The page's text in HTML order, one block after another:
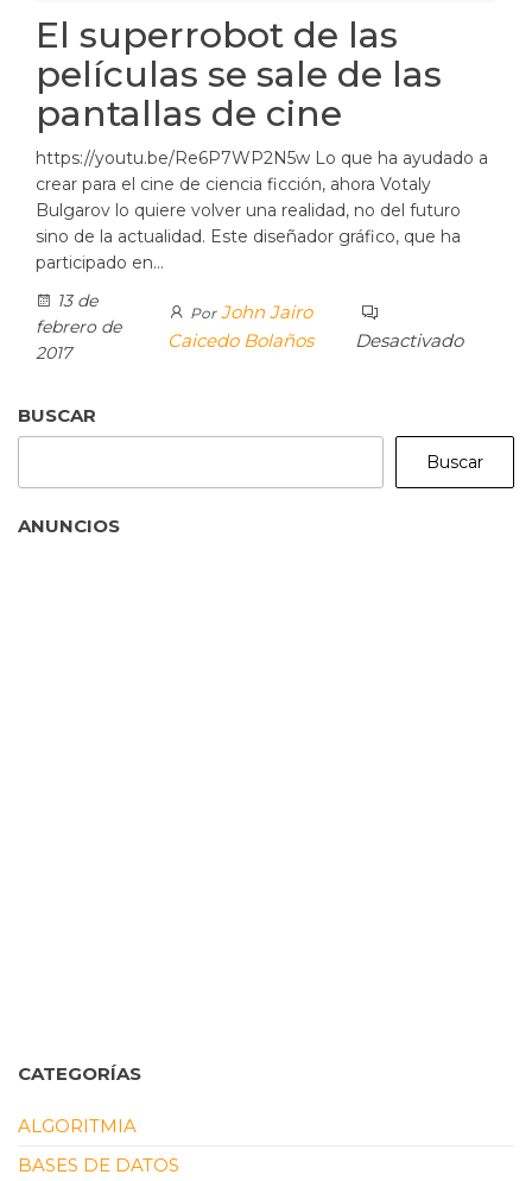
El superrobot de las
películas se sale de las
pantallas de cine
https://youtu.be/Re6P7WP2N5w Lo que ha ayudado a
crear para el cine de ciencia ficción, ahora Votaly
Bulgarov lo quiere volver una realidad, no del futuro
sino de la actualidad. Este diseñador gráfico, que ha
participado en…
13 de
febrero de
2017
Por John Jairo
Caicedo Bolaños
Desactivado
BUSCAR
Buscar
ANUNCIOS
CATEGORÍAS
ALGORITMIA
BASES DE DATOS